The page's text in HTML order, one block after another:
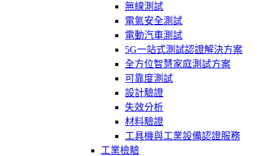
無線測試
電氣安全測試
電動汽車測試
5G一站式測試認證解決方案
全方位智慧家庭測試方案
可靠度測試
設計驗證
失效分析
材料驗證
工具機與工業設備認證服務
工業檢驗